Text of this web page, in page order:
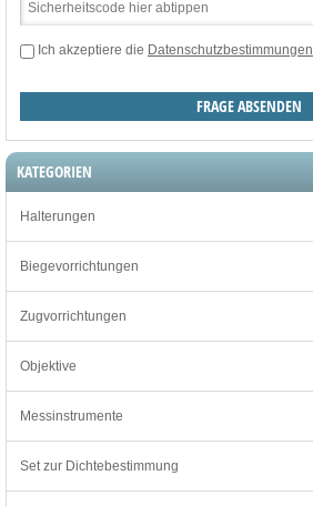
Ich akzeptiere die Datenschutzbestimmungen
KATEGORIEN
Halterungen
Biegevorrichtungen
Zugvorrichtungen
Objektive
Messinstrumente
Set zur Dichtebestimmung